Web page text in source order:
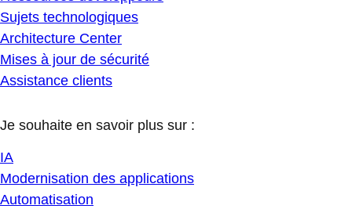
Sujets technologiques
Architecture Center
Mises à jour de sécurité
Assistance clients
Je souhaite en savoir plus sur :
IA
Modernisation des applications
Automatisation